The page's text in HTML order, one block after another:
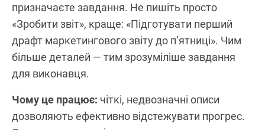
призначаєте завдання. Не пишіть просто
«Зробити звіт», краще: «Підготувати перший
драфт маркетингового звіту до п’ятниці». Чим
більше деталей — тим зрозуміліше завдання
для виконавця.
Чому це працює: чіткі, недвозначні описи
дозволяють ефективно відстежувати прогрес.